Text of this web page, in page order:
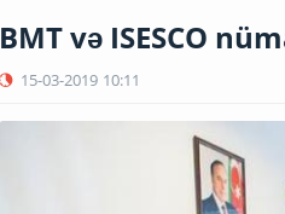
BMT və ISESCO
15-03-2019 10:11